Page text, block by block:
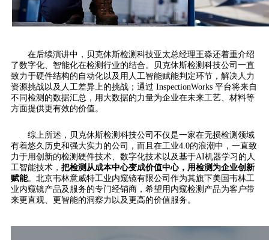
在后续演讲中，贝克休斯检测科技亚太总经理王淼还着重介绍
了数字化、智能化在检测行业的结合。贝克休斯检测科技公司一直
致力于硬件结构的自动化以及用人工智能赋能判定环节，解决人力
资源挑战以及人工差异上的挑战；通过 InspectionWorks 平台将来自
不同检测的数据汇总，用大数据的力量为企业在未来工艺、材料等
方面提供更有效的价值。
综上所述，贝克休斯检测科技公司不仅是一家在无损检测领域
有着悠久历史和强大实力的公司，而且在工业4.0的浪潮中，一直致
力于用创新的检测硬件技术、数字化技术以及基于AI机器学习的人
工智能技术， 把检测从成本中心变成价值中心，用检测为企业创新
赋能。北京韦林意威特工业内窥镜有限公司作为其旗下美国韦林工
业内窥镜产品及服务的专门经销商，希望用内窥检测产品为客户带
来更直观、更智能的洞察力以及更高的价值服务。